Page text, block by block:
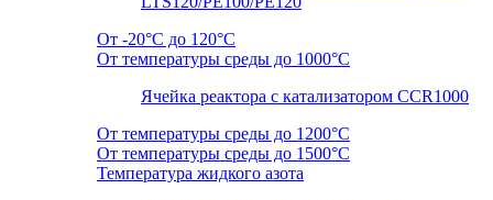
От -20°C до 120°C
От температуры среды до 1000°C
Ячейка реактора с катализатором CCR1000
От температуры среды до 1200°C
От температуры среды до 1500°C
Температура жидкого азота